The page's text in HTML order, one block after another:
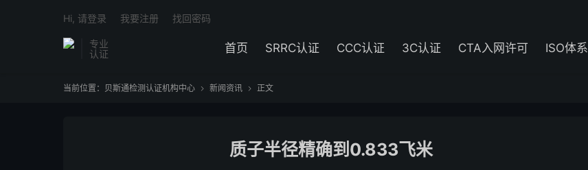
专业
认证
首页 SRRC认证 CCC认证 3C认证 CTA入网许可 ISO体系
Hi, 请登录 我要注册 找回密码
当前位置： 贝斯通检测认证机构中心  新闻资讯  正文
质子半径精确到0.833飞米